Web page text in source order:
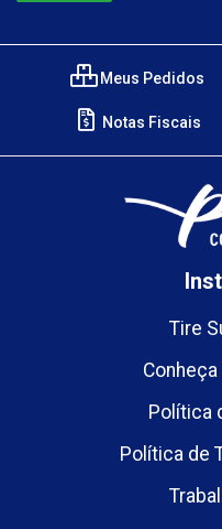
Meus Pedidos
Notas Fiscais
Tire
Política
Política de